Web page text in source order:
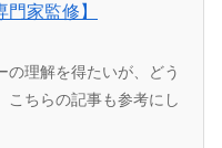
家監修】
の理解を得たいが、どう
こちらの記事も参考にし